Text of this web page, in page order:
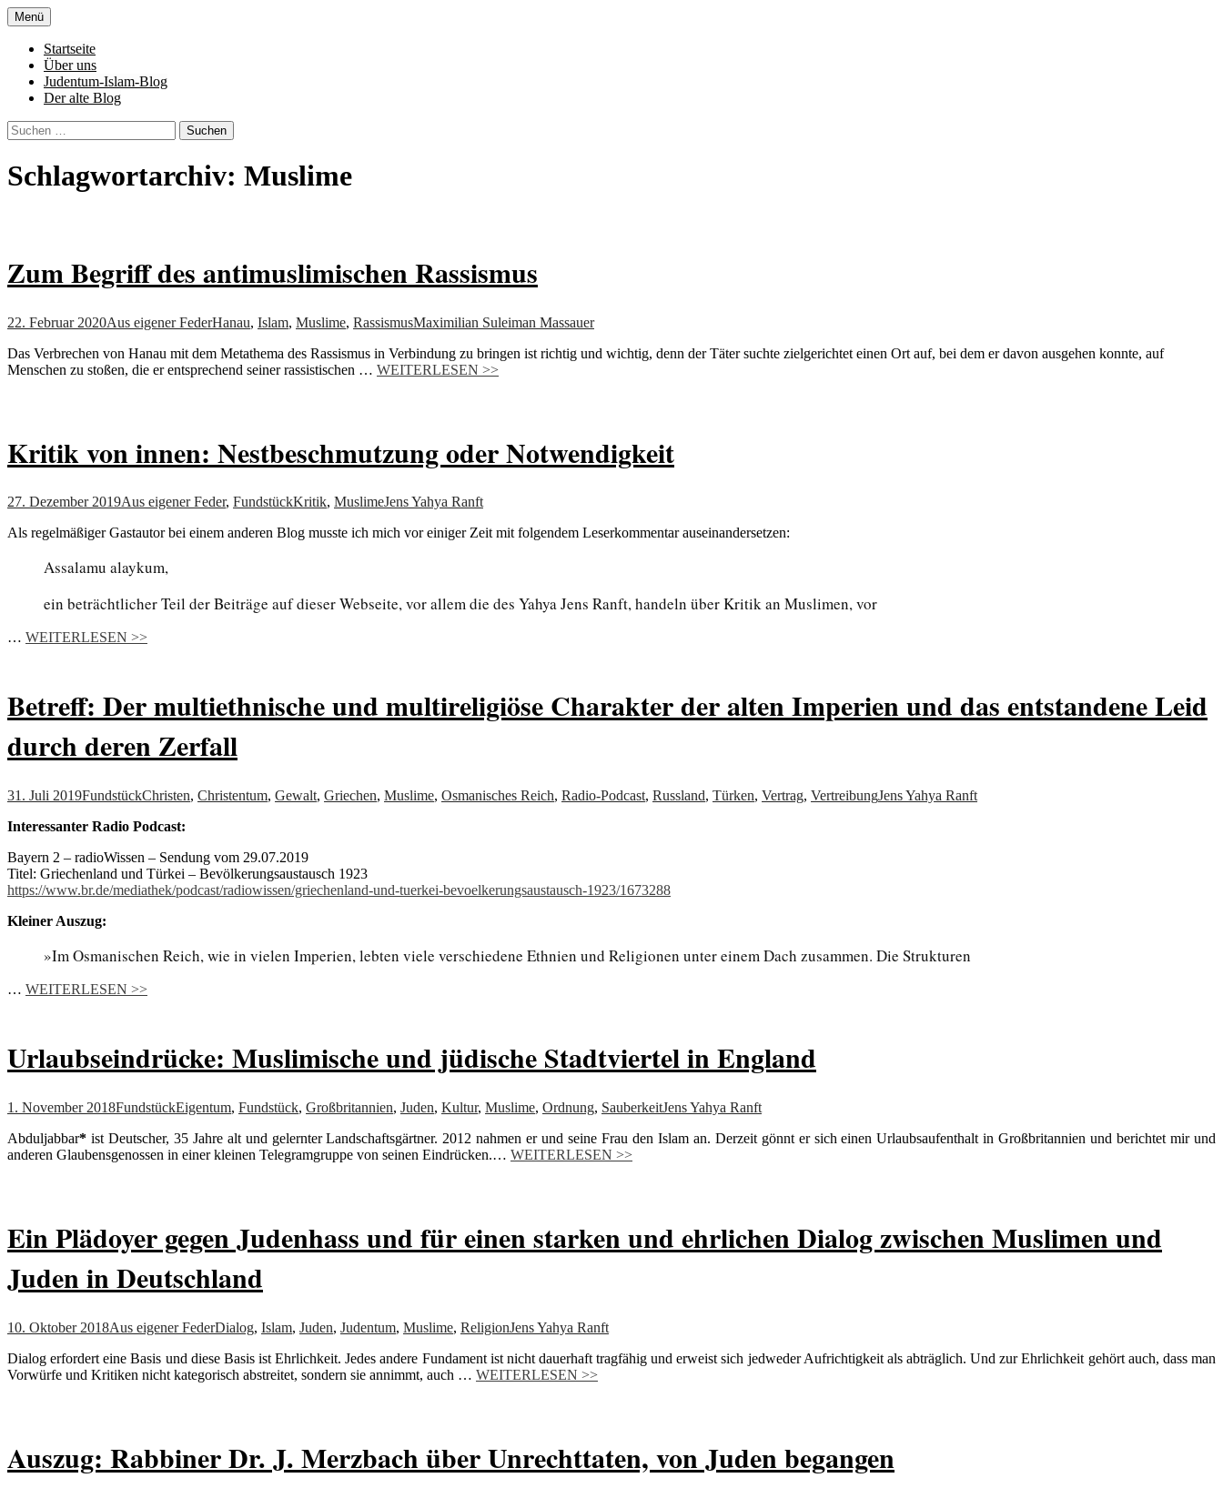
Zum
Inhalt
springen
Al-Adala.de
Menü
Startseite
Über uns
Judentum-Islam-Blog
Der alte Blog
Suchen
nach:
Schlagwortarchiv: Muslime
Zum Begriff des antimuslimischen Rassismus
22. Februar 2020Aus eigener FederHanau, Islam, Muslime, RassismusMaximilian Suleiman Massauer
Das Verbrechen von Hanau mit dem Metathema des Rassismus in Verbindung zu bringen ist richtig und wichtig, denn der Täter suchte zielgerichtet einen Ort auf, bei dem er davon ausgehen konnte, auf
Menschen zu stoßen, die er entsprechend seiner rassistischen … WEITERLESEN >>
Kritik von innen: Nestbeschmutzung oder Notwendigkeit
27. Dezember 2019Aus eigener Feder, FundstückKritik, MuslimeJens Yahya Ranft
Als regelmäßiger Gastautor bei einem anderen Blog musste ich mich vor einiger Zeit mit folgendem Leserkommentar auseinandersetzen:
Assalamu alaykum,
ein beträchtlicher Teil der Beiträge auf dieser Webseite, vor allem die des Yahya Jens Ranft, handeln über Kritik an Muslimen, vor
… WEITERLESEN >>
Betreff: Der multiethnische und multireligiöse Charakter der alten Imperien und das entstandene Leid
durch deren Zerfall
31. Juli 2019FundstückChristen, Christentum, Gewalt, Griechen, Muslime, Osmanisches Reich, Radio-Podcast, Russland, Türken, Vertrag, VertreibungJens Yahya Ranft
Interessanter Radio Podcast:
Bayern 2 – radioWissen – Sendung vom 29.07.2019
Titel: Griechenland und Türkei – Bevölkerungsaustausch 1923
https://www.br.de/mediathek/podcast/radiowissen/griechenland-und-tuerkei-bevoelkerungsaustausch-1923/1673288
Kleiner Auszug:
»Im Osmanischen Reich, wie in vielen Imperien, lebten viele verschiedene Ethnien und Religionen unter einem Dach zusammen. Die Strukturen
… WEITERLESEN >>
Urlaubseindrücke: Muslimische und jüdische Stadtviertel in England
1. November 2018FundstückEigentum, Fundstück, Großbritannien, Juden, Kultur, Muslime, Ordnung, SauberkeitJens Yahya Ranft
Abduljabbar* ist Deutscher, 35 Jahre alt und gelernter Landschaftsgärtner. 2012 nahmen er und seine Frau den Islam an. Derzeit gönnt er sich einen Urlaubsaufenthalt in Großbritannien und berichtet mir und
anderen Glaubensgenossen in einer kleinen Telegramgruppe von seinen Eindrücken.… WEITERLESEN >>
Ein Plädoyer gegen Judenhass und für einen starken und ehrlichen Dialog zwischen Muslimen und
Juden in Deutschland
10. Oktober 2018Aus eigener FederDialog, Islam, Juden, Judentum, Muslime, ReligionJens Yahya Ranft
Dialog erfordert eine Basis und diese Basis ist Ehrlichkeit. Jedes andere Fundament ist nicht dauerhaft tragfähig und erweist sich jedweder Aufrichtigkeit als abträglich. Und zur Ehrlichkeit gehört auch, dass man
Vorwürfe und Kritiken nicht kategorisch abstreitet, sondern sie annimmt, auch … WEITERLESEN >>
Auszug: Rabbiner Dr. J. Merzbach über Unrechttaten, von Juden begangen